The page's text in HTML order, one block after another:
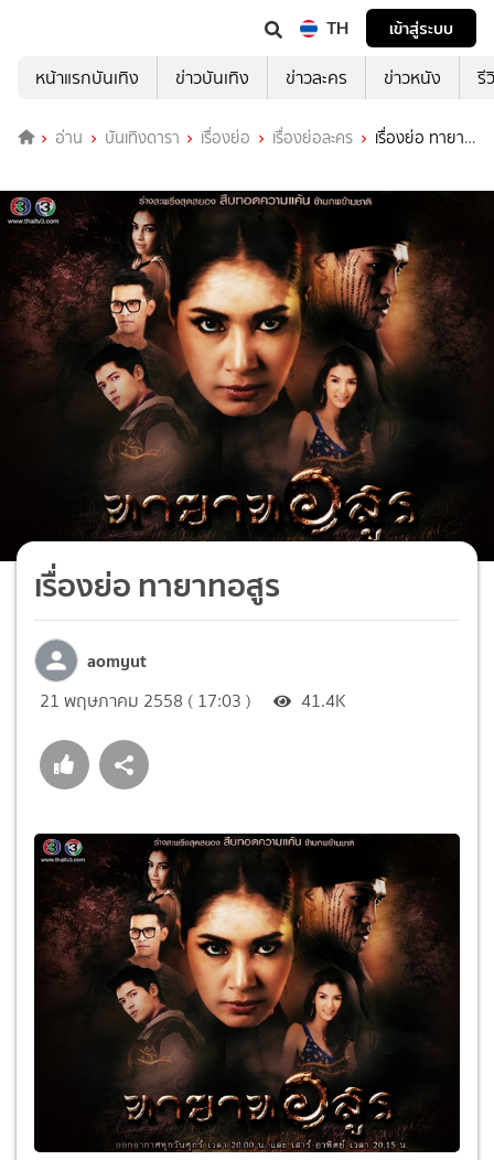
TH
เข้าสู่ระบบ
หน้าแรกบันเทิง
ข่าวบันเทิง ข่าวละคร ข่าวหนัง รี
อ่าน บันเทิงดารา เรื่องย่อ เรื่องย่อละคร
เรื่องย่อ ทายาท
เรื่องย่อ ทายาทอสูร
aomyut
21 พฤษภาคม 2558 ( 17:03 ) 41.4K